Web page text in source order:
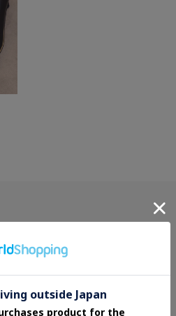
・DollKISS